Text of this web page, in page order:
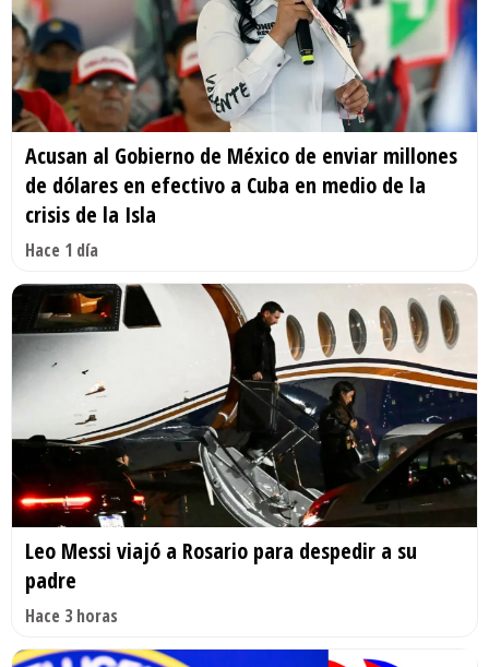
Acusan al Gobierno de México de enviar millones
de dólares en efectivo a Cuba en medio de la
crisis de la Isla
Hace 1 día
Leo Messi viajó a Rosario para despedir a su
padre
Hace 3 horas